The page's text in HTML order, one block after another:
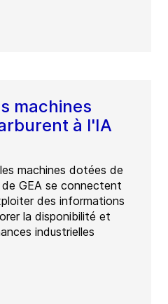
machines
à l'IA
machines dotées de
GEA se connectent
des informations
la disponibilité et
industrielles